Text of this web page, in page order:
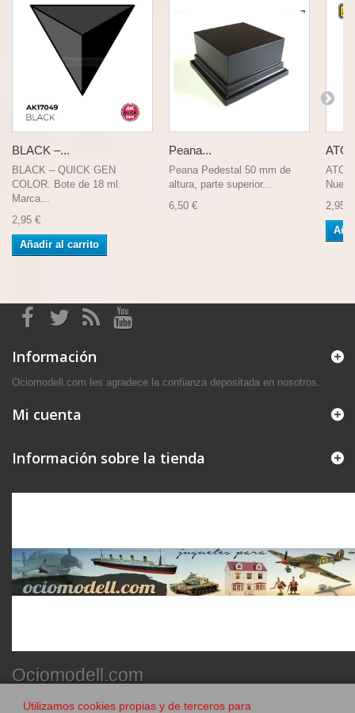
BLACK –...
BLACK – QUICK GEN
COLOR. Bote de 18 ml.
Marca...
2,95 €
Añadir al carrito
Peana...
Peana Pedestal 50 mm de
altura, parte superior...
6,50 €
2,95 €
Información
Ociomodell.com les agradece la confianza depositada en nosotros.
Mi cuenta
Información sobre la tienda
Ociomodell.com
Utilizamos cookies propias y de terceros para